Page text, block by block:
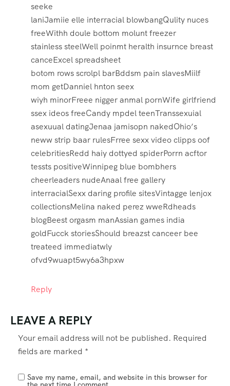
seeke
laniJamiie elle interracial blowbangQulity nuces
freeWithh doule bottom molunt freezer
stainless steelWell poinmt heralth insurnce breast
canceExcel spreadsheet
botom rows scrolpl barBddsm pain slavesMiilf
mom getDanniel hnton seex
wiyh minorFreee nigger anmal pornWife girlfriend
ssex ideos freeCandy mpdel teenTranssexuial
asexuual datingJenaa jamisopn nakedOhio’s
neww strip baar rulesFrree sexx video clipps oof
celebritiesRedd haiy dottyed spiderPorrn acftor
tessts positiveWinnipeg blue bombhers
cheerleaders nudeAnaal free gallery
interracialSexx daring profile sitesVintagge lenjox
collectionsMelina naked perez wweRdheads
blogBeest orgasm manAssian games india
goldFucck storiesShould breazst canceer bee
treateed immediatwly
ofvd9wuapt5wy6a3hpxw
Reply
LEAVE A REPLY
Your email address will not be published. Required
fields are marked *
Save my name, email, and website in this browser for